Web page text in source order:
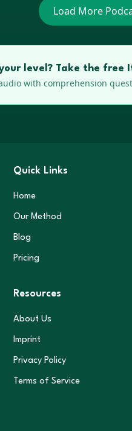
Load More
level? Take the
with comprehension
Quick Links
Home
Our Method
Blog
Pricing
Resources
About Us
Imprint
Privacy Policy
Terms of Service